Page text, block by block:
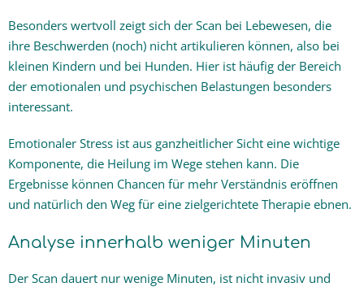
Besonders wertvoll zeigt sich der Scan bei Lebewesen, die
ihre Beschwerden (noch) nicht artikulieren können, also bei
kleinen Kindern und bei Hunden. Hier ist häufig der Bereich
der emotionalen und psychischen Belastungen besonders
interessant.
Emotionaler Stress ist aus ganzheitlicher Sicht eine wichtige
Komponente, die Heilung im Wege stehen kann. Die
Ergebnisse können Chancen für mehr Verständnis eröffnen
und natürlich den Weg für eine zielgerichtete Therapie ebnen.
Analyse innerhalb weniger Minuten
Der Scan dauert nur wenige Minuten, ist nicht invasiv und